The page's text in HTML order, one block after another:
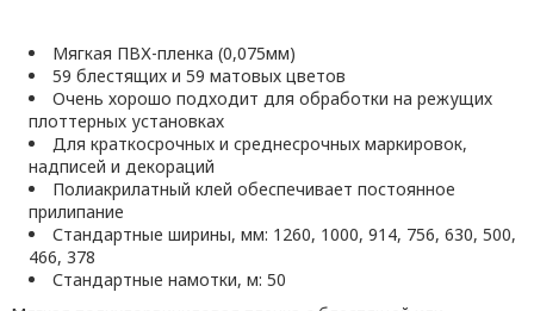
Мягкая ПВХ-пленка (0,075мм)
59 блестящих и 59 матовых цветов
Очень хорошо подходит для обработки на режущих
плоттерных установках
Для краткосрочных и среднесрочных маркировок,
надписей и декораций
Полиакрилатный клей обеспечивает постоянное
прилипание
Стандартные ширины, мм: 1260, 1000, 914, 756, 630, 500,
466, 378
Стандартные намотки, м: 50